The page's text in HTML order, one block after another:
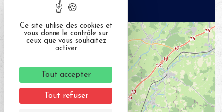
+
Ce site utilise des cookies et
vous donne le contrôle sur
ceux que vous souhaitez
activer
Tout accepter
Tout refuser